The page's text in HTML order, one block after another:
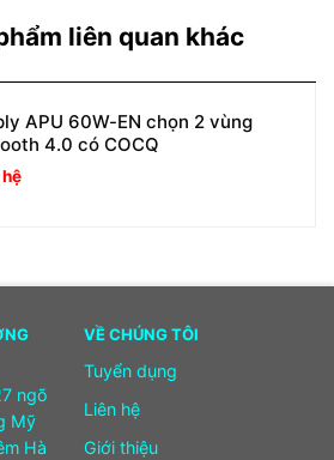
liên quan khác
APU 60W-EN chọn 2 vùng
4.0 có COCQ
ngõ
Mỹ
Hà
VỀ CHÚNG TÔI
Tuyển dụng
Liên hệ
Giới thiệu